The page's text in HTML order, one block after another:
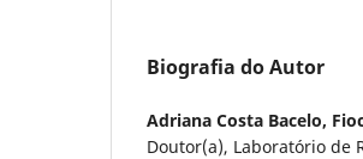
Biografia do Autor
Adriana Costa Bacelo,
Doutor(a), Laboratório de